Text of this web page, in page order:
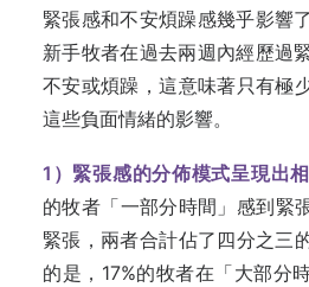
緊張感和不安煩躁感幾乎影響
新手牧者在過去兩週內經歷過
不安或煩躁，這意味著只有極
這些負面情緒的影響。
1 ）緊張感的分佈模式呈現出
的牧者「一部分時間」感到緊
緊張，兩者合計佔了四分之三
的是，17%的牧者在「大部分